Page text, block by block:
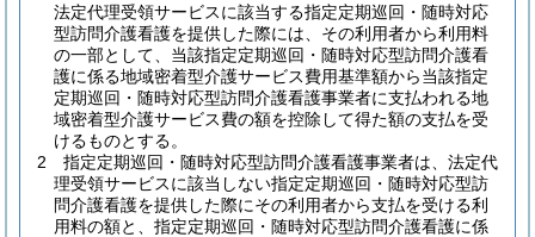
法定代理受領サービスに該当する指定定期巡回・随時対応
型訪問介護看護を提供した際には、その利用者から利用料
の一部として、当該指定定期巡回・随時対応型訪問介護看
護に係る地域密着型介護サービス費用基準額から当該指定
定期巡回・随時対応型訪問介護看護事業者に支払われる地
域密着型介護サービス費の額を控除して得た額の支払を受
けるものとする。
2
指定定期巡回・随時対応型訪問介護看護事業者は、法定代
理受領サービスに該当しない指定定期巡回・随時対応型訪
問介護看護を提供した際にその利用者から支払を受ける利
用料の額と、指定定期巡回・随時対応型訪問介護看護に係